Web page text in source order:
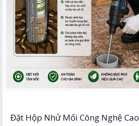
Đặt Hộp Nhử Mối Công Nghệ Cao